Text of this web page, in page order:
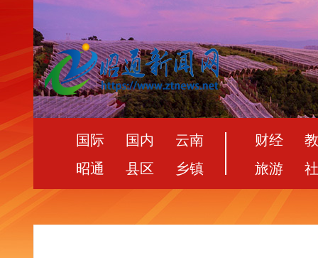
国际 国内
云南
昭通
县区 乡镇
财经
旅游